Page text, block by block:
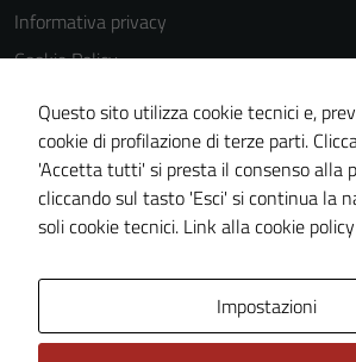
Informativa privacy
Cookie Policy
Note legali
Dichiarazione di accessibilità
Piano di miglioramento del sito
Statistiche sito web
Questo sito utilizza cookie tecnici e,
cookie di profilazione di terze parti.
'Accetta tutti' si presta il consenso alla
cliccando sul tasto 'Esci' si continua la
soli cookie tecnici. Link alla cookie policy
Impostazioni
Tecnici
Questi
sono
del